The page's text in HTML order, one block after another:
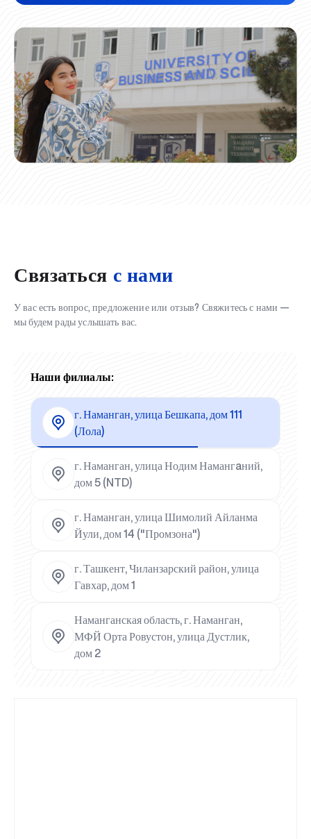
Связаться с нами
У вас есть вопрос, предложение или отзыв? Свяжитесь с нами —
мы будем рады услышать вас.
Наши филиалы:
г. Наманган, улица Бешкапа, дом 111
(Лола)
г. Наманган, улица Нодим Намангaний,
дом 5 (NTD)
г. Наманган, улица Шимолий Айланма
Йули, дом 14 ("Промзона")
г. Ташкент, Чиланзарский район, улица
Гавхар, дом 1
Наманганская область, г. Наманган,
МФЙ Орта Ровустон, улица Дустлик,
дом 2